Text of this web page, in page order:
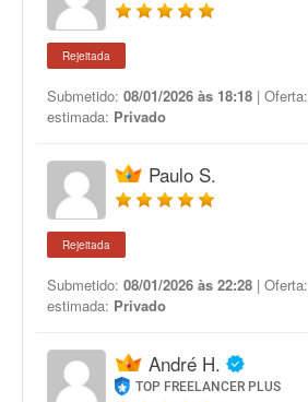
Rejeitada
Submetido: 08/01/2026 às 18:18 | Oferta:
estimada: Privado
Paulo S.
Rejeitada
Submetido: 08/01/2026 às 22:28 | Oferta:
estimada: Privado
André H.
TOP FREELANCER PLUS